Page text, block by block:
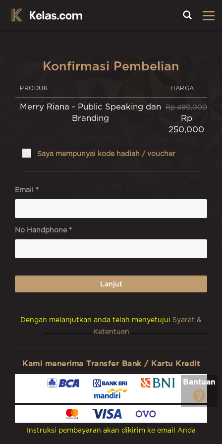
Konfirmasi Pembelian
PRODUK HARGA
Merry Riana - Public Speaking dan
Branding
Rp 490,000
Rp
250,000
Saya mempunyai kode hadiah / voucher
Email *
No Handphone *
Dengan melanjutkan anda telah menyetujui Syarat &
Ketentuan
Kami menerima Transfer Bank / Kartu Kredit
Instruksi pembayaran akan dikirim ke email Anda
Bantuan